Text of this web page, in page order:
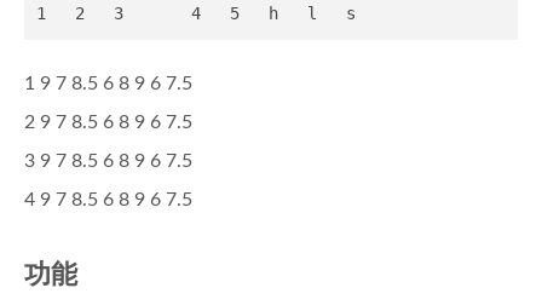
1 9 7 8.5 6 8 9 6 7.5
2 9 7 8.5 6 8 9 6 7.5
3 9 7 8.5 6 8 9 6 7.5
4 9 7 8.5 6 8 9 6 7.5
功能